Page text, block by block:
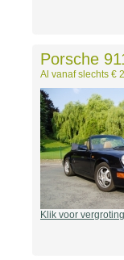
Porsche
Al vanaf slechts €
Klik voor vergroting